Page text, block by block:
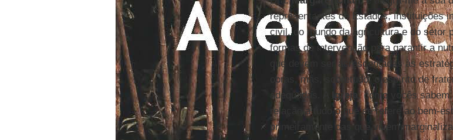
representantes de Estados, instituições
civil, do mundo da agricultura e do setor
formas de intervenção para garantir a
que devem ser acrescentadas às
obras, mas, sobretudo, o espírito de
adequadas. A Igreja , como vocês
relação a tudo o que se refere ao bem-
primeiramente das que vivem